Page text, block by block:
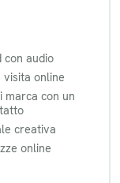
con audio
visita online
marca con un
creativa
online